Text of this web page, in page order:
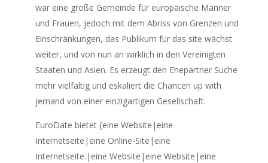
war eine große Gemeinde für europäische Männer
und Frauen, jedoch mit dem Abriss von Grenzen und
Einschränkungen, das Publikum für das site wächst
weiter, und von nun an wirklich in den Vereinigten
Staaten und Asien. Es erzeugt den Ehepartner Suche
mehr vielfältig und eskaliert die Chancen up with
jemand von einer einzigartigen Gesellschaft.
EuroDate bietet {eine Website|eine
Internetseite|eine Online-Site|eine
Internetseite.|eine Website|eine Website|eine